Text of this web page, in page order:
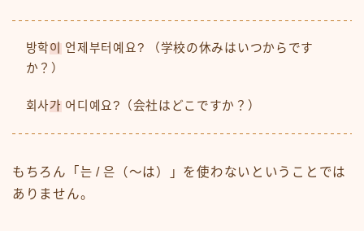
방학이
언제부터예요? （学校の休みはいつからです
か？）
회사가 어디예요?（会社はどこですか？）
もちろん「는 / 은（〜は）」を使わないということでは
ありません。